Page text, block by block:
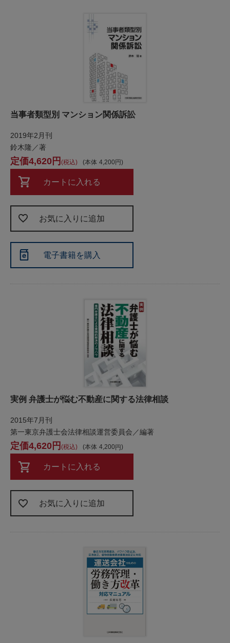
当事者類型別 マンション関係訴訟
2019年2月刊
鈴木隆／著
本体 4,200
4,620 税込
カートに入れる
お気に入りに追加
電子書籍を購入
実例 弁護士が悩む不動産に関する法律相談
2015年7月刊
第一東京弁護士会法律相談運営委員会／編著
本体 4,200
4,620 税込
カートに入れる
お気に入りに追加